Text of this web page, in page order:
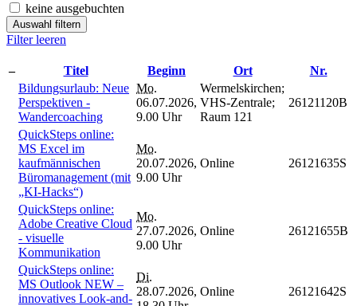
keine ausgebuchten
Auswahl filtern
Filter leeren
– Titel Beginn Ort
Nr.
Bildungsurlaub: Neue
Perspektiven -
Wandercoaching
Mo.
06.07.2026,
9.00 Uhr
Wermelskirchen;
VHS-Zentrale;
Raum 121
26121120B
QuickSteps online:
MS Excel im
kaufmännischen
Büromanagement (mit
„KI-Hacks“)
Mo.
20.07.2026,
9.00 Uhr
Online 26121635S
QuickSteps online:
Adobe Creative Cloud
- visuelle
Kommunikation
Mo.
27.07.2026,
9.00 Uhr
Online 26121655B
QuickSteps online:
MS Outlook NEW –
innovatives Look-and-
Di.
28.07.2026, Online 26121642S